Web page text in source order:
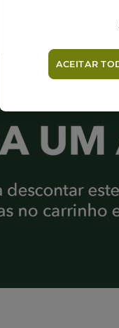
ACEITAR